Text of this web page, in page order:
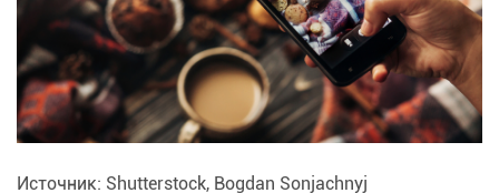
Источник: Shutterstock, Bogdan Sonjachnyj